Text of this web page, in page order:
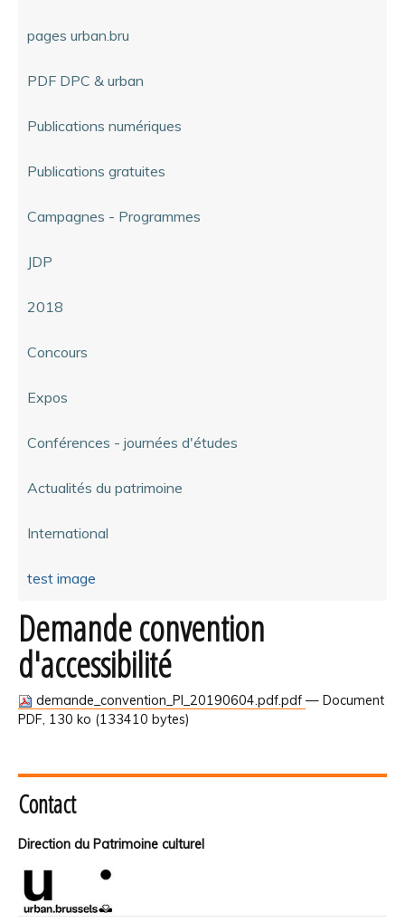
pages urban.bru
PDF DPC & urban
Publications numériques
Publications gratuites
Campagnes - Programmes
JDP
2018
Concours
Expos
Conférences - journées d'études
Actualités du patrimoine
International
test image
Demande convention
d'accessibilité
demande_convention_PI_20190604.pdf.pdf — Document
PDF, 130 ko (133410 bytes)
Contact
Direction du Patrimoine culturel